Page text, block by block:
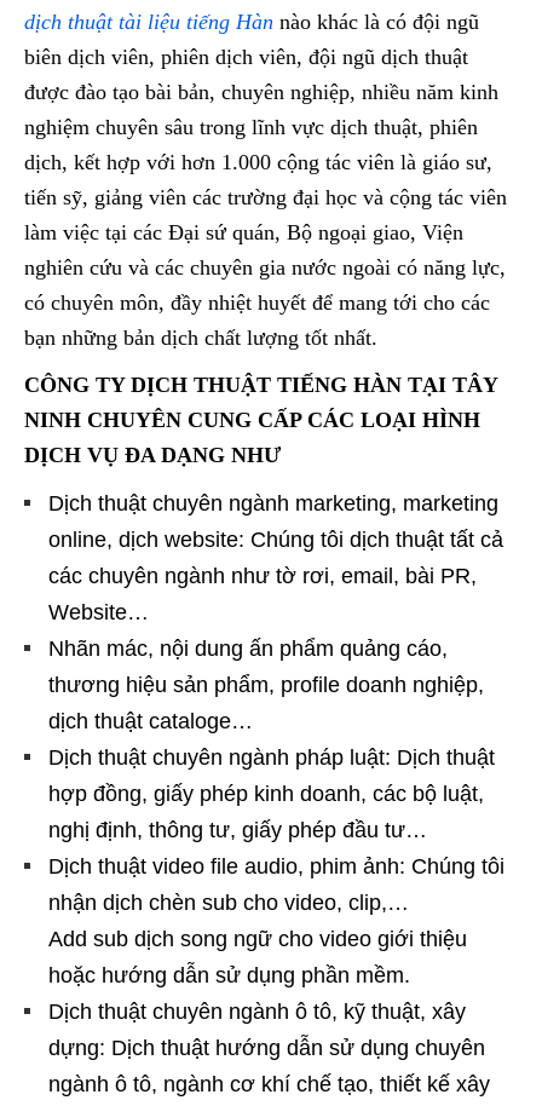
dịch thuật tài liệu tiếng Hàn nào khác là có đội ngũ
biên dịch viên, phiên dịch viên, đội ngũ dịch thuật
được đào tạo bài bản, chuyên nghiệp, nhiều năm kinh
nghiệm chuyên sâu trong lĩnh vực dịch thuật, phiên
dịch, kết hợp với hơn 1.000 cộng tác viên là giáo sư,
tiến sỹ, giảng viên các trường đại học và cộng tác viên
làm việc tại các Đại sứ quán, Bộ ngoại giao, Viện
nghiên cứu và các chuyên gia nước ngoài có năng lực,
có chuyên môn, đầy nhiệt huyết để mang tới cho các
bạn những bản dịch chất lượng tốt nhất.
CÔNG TY DỊCH THUẬT TIẾNG HÀN TẠI TÂY
NINH CHUYÊN CUNG CẤP CÁC LOẠI HÌNH
DỊCH VỤ ĐA DẠNG NHƯ
Dịch thuật chuyên ngành marketing, marketing
online, dịch website: Chúng tôi dịch thuật tất cả
các chuyên ngành như tờ rơi, email, bài PR,
Website…
Nhãn mác, nội dung ấn phẩm quảng cáo,
thương hiệu sản phẩm, profile doanh nghiệp,
dịch thuật cataloge…
Dịch thuật chuyên ngành pháp luật: Dịch thuật
hợp đồng, giấy phép kinh doanh, các bộ luật,
nghị định, thông tư, giấy phép đầu tư…
Dịch thuật video file audio, phim ảnh: Chúng tôi
nhận dịch chèn sub cho video, clip,…
Add sub dịch song ngữ cho video giới thiệu
hoặc hướng dẫn sử dụng phần mềm.
Dịch thuật chuyên ngành ô tô, kỹ thuật, xây
dựng: Dịch thuật hướng dẫn sử dụng chuyên
ngành ô tô, ngành cơ khí chế tạo, thiết kế xây